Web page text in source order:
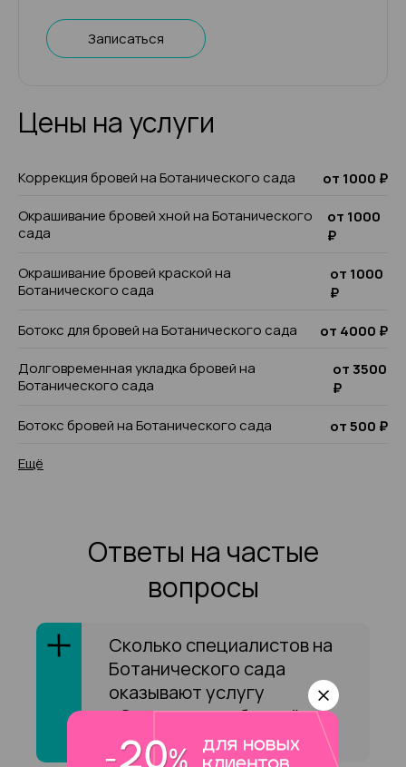
Записаться
Цены на услуги
Коррекция бровей на Ботанического сада
от 1000 ₽
Окрашивание бровей хной на Ботанического
сада
от 1000
₽
Окрашивание бровей краской на
Ботанического сада
от 1000
₽
Ботокс для бровей на Ботанического сада
от 4000 ₽
Долговременная укладка бровей на
Ботанического сада
от 3500
₽
Ботокс бровей на Ботанического сада
от 500 ₽
Ещё
Ответы на частые
вопросы
Сколько специалистов на
Ботанического сада
оказывают услугу
«Окрашивание бровей
краской»?